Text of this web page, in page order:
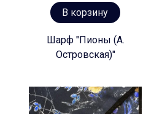
В корзину
Шарф "Пионы (А.
Островская)"